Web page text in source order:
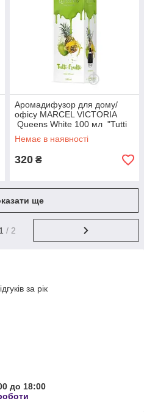
Аромадифузор для дому/
офісу MARCEL VICTORIA
Queens White 100 мл "Tutti
Frutti"
Немає в наявності
320 ₴
ще
1 / 2
за рік
до 18:00